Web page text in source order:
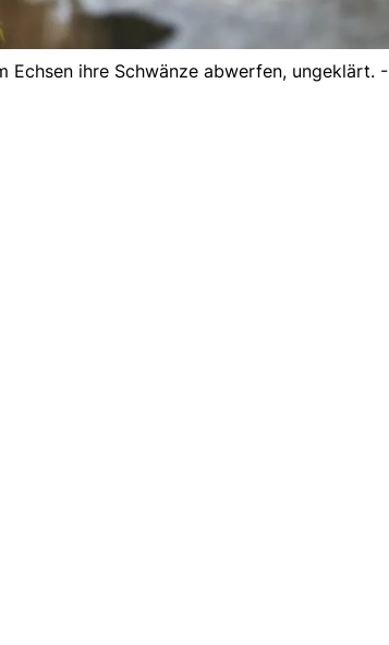
Echsen ihre Schwänze abwerfen, ungeklärt.